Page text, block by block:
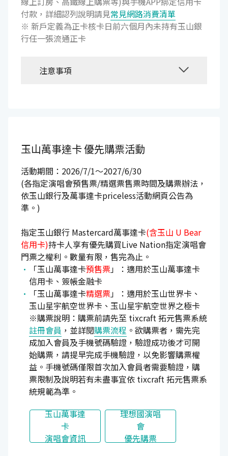
付款，詳細認列說明請見常見網路消費清單
※ 新戶定義為正卡核卡日前六個月內未持有玉山銀
行任一張流通正卡
注意事項
玉山萬事達卡優先購票活動
活動期間：2026/7/1～2027/6/30
(各指定演唱會預售票/精選票售票時間及購票辦法，
依玉山銀行及萬事達卡priceless活動網頁公告為
準。)
指定玉山銀行 Mastercard萬事達卡(含玉山 U Bear
信用卡)持卡人享有優先購買Live Nation指定演唱會
門票之權利。數量有限，售完為止。
「玉山萬事達卡預售票」：適用於玉山萬事達卡
信用卡、簽帳金融卡
「玉山萬事達卡精選票」：適用於玉山世界卡、
玉山星宇航空世界卡、玉山星宇航空世界之極卡
※購票說明：購票前請先至 tixcraft 拓元售票系統
註冊會員 ，並詳閱購票流程 。欲購票者，需先完
成加入會員及手機號碼驗證，驗證成功後才可開
始購票，請提早完成手機驗證，以免影響購票權
益。手機號碼僅限首次加入會員者需要驗證，購
票限制及說明若有未盡事宜依 tixcraft 拓元售票系
統規範為準。
玉山萬事達
卡
演唱會資訊
理想國演唱
會
優先購票